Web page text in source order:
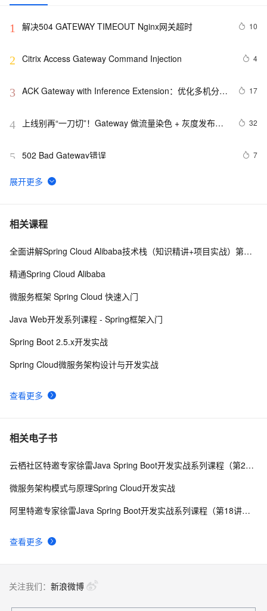
1 解决504 GATEWAY TIMEOUT Nginx网关超时 10
2 Citrix Access Gateway Command Injection 4
3 ACK Gateway with Inference Extension：优化多机分布
17
4
上线别再“一刀切”！Gateway 做流量染色 + 灰度发布，
32
5 502 Bad Gateway错误 7
6 《微服务实战》 第七章 Spring Cloud 之 GateWay
7 Spring Cloud Gateway 详解：构建高效的API网关解决方
8 Java一分钟之-Spring Cloud Gateway：API网关
10springcloud gateway nginx  header 丢失
相关课程
查看更多
全面讲解Spring Cloud Alibaba技术栈（知识精讲+项目实战）第一阶段
精通Spring Cloud Alibaba
微服务框架 Spring Cloud 快速入门
Java Web开发系列课程 - Spring框架入门
Spring Boot 2.5.x开发实战
Spring Cloud微服务架构设计与开发实战
相关电子书
查看更多
云栖社区特邀专家徐雷Java Spring Boot开发实战系列课程（第20讲）：经典面试题与阿里等名企内部招聘求职面试技巧
微服务架构模式与原理Spring Cloud开发实战
阿里特邀专家徐雷Java Spring Boot开发实战系列课程（第18讲）：制作Java Docker镜像与推送到DockerHub和阿里云Docker仓库
关注我们： 新浪微博